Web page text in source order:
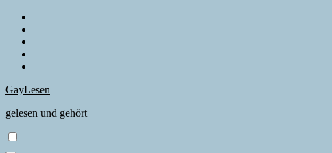
Zum
Inhalt
springen
GayLesen
gelesen und gehört